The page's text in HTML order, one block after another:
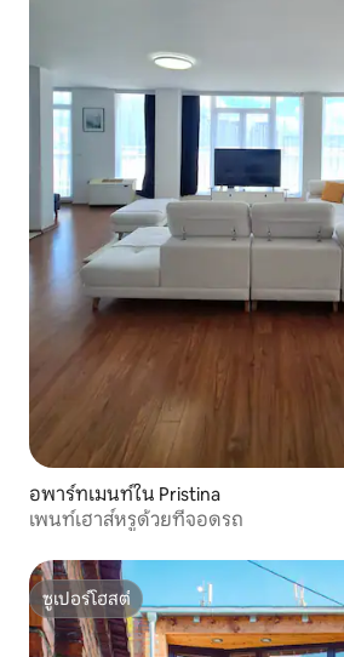
อพาร์ทเมนท์ใน Pristina
เพนท์เฮาส์หรูด้วยที่จอดรถ
ซูเปอร์โฮสต์
ซูเปอร์โฮสต์